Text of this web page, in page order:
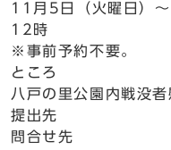
11月5日（火曜日）
12時
※事前予約不要。
ところ
八戸の里公園内戦没
提出先
問合せ先